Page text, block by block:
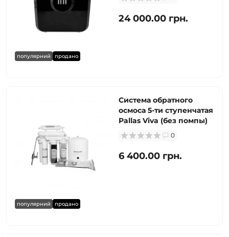
популярний продано
24 000.00 грн.
популярний продано
Система обратного
осмоса 5-ти ступенчатая
Pallas Viva (без помпы)
0
6 400.00 грн.